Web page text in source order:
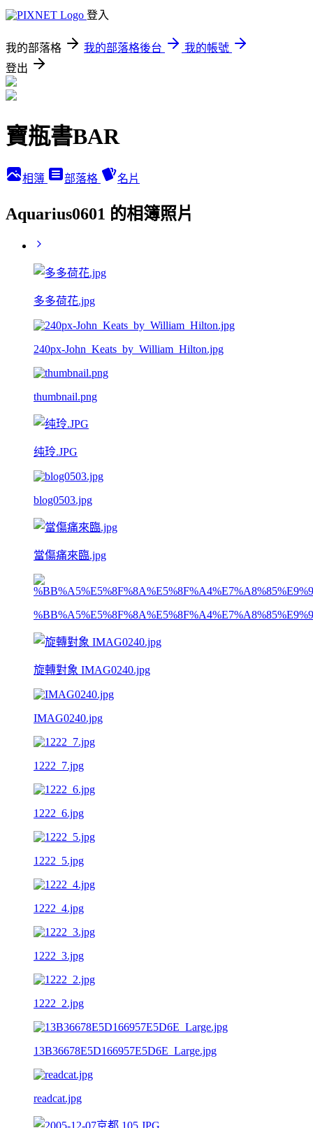
登入
我的部落格 我的部落格後台
我的帳號
登出
寶瓶書BAR
相簿 部落格 名片
Aquarius0601 的相簿照片
多多荷花.jpg
240px-John_Keats_by_William_Hilton.jpg
thumbnail.png
纯玲.JPG
blog0503.jpg
當傷痛來臨.jpg
旋轉對象 IMAG0240.jpg
IMAG0240.jpg
1222_7.jpg
1222_6.jpg
1222_5.jpg
1222_4.jpg
1222_3.jpg
1222_2.jpg
13B36678E5D166957E5D6E_Large.jpg
readcat.jpg